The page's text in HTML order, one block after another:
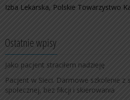
Izba Lekarska, Polskie Towarzystwo
Ostatnie wpisy
Jako pacjent straciłem nadzieję
Pacjent w Sieci. Darmowe szkolenie z
społecznej, bez fikcji i skierowania